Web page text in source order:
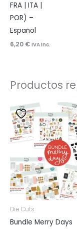
FRA | ITA |
POR) –
Español
6,20 € IVA Inc.
Productos
Die Cuts
Bundle Merry Days